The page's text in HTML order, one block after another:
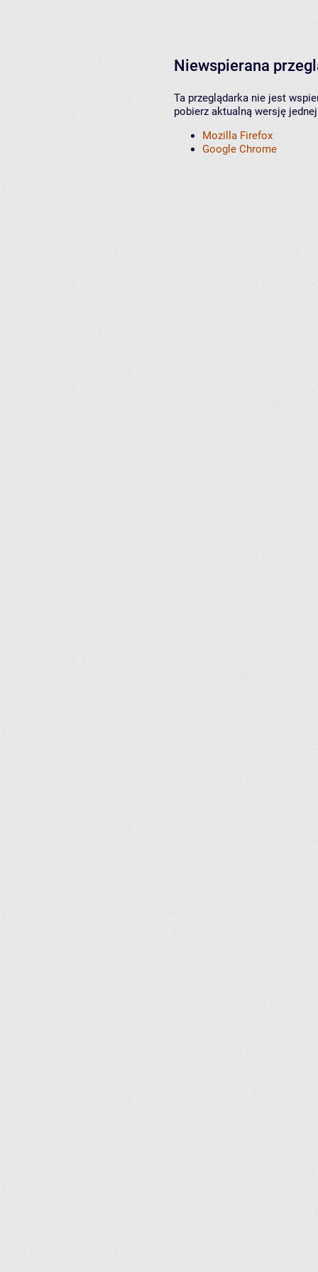
Niewspierana
Ta przeglądarka nie jest
pobierz aktualną wersję
Mozilla Firefox
Google Chrome